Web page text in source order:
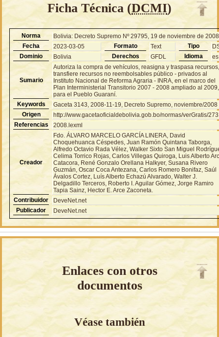
Ficha Técnica (DCMI)
Norma
Bolivia: Decreto Supremo Nº 29795, 19 de noviembre de 2008
Fecha
2023-03-05 Formato Text Tipo
Dominio
Bolivia Derechos GFDL Idioma es
Sumario
Autoriza la compra de vehículos, reasigna y traspasa
transfiere recursos no reembolsables público - privados al
Instituto Nacional de Reforma Agraria - INRA, en el marco del
Plan Interministerial Transitorio 2007 - 2008 ampliado al 2009,
para el Pueblo Guaraní.
Keywords
Gaceta 3143, 2008-11-19, Decreto Supremo, noviembre/2008
Origen
http://www.gacetaoficialdebolivia.gob.bo/normas/verGratis/
Referencias
2008.lexml
Creador
Fdo. ÁLVARO MARCELO GARCÍA LINERA, David
Choquehuanca Céspedes, Juan Ramón Quintana Taborga,
Alfredo Octavio Rada Vélez, Walker Sixto San Miguel
Celima Torrico Rojas, Carlos Villegas Quiroga, Luis Alberto
Catacora, René Gonzalo Orellana Halkyer, Susana Rivero
Guzmán, Oscar Coca Antezana, Carlos Romero Bonifaz, Saúl
Ávalos Cortez, Luís Alberto Echazú Alvarado, Walter J.
Delgadillo Terceros, Roberto I. Aguilar Gómez, Jorge Ramiro
Tapia Sainz, Hector E. Arce Zaconeta.
Contribuidor
DeveNet.net
Publicador
DeveNet.net
Enlaces con otros
documentos
Véase también